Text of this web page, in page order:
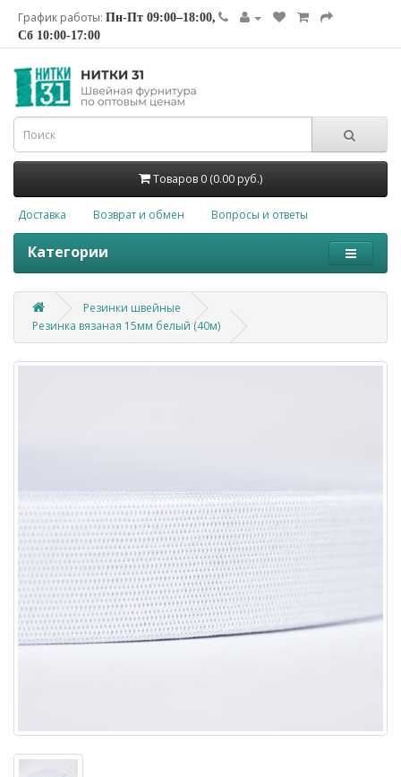
График работы: Пн-Пт 09:00–18:00,
Сб 10:00-17:00
Товаров 0 (0.00 руб.)
Доставка Возврат и обмен Вопросы и ответы
Категории
Резинки швейные
Резинка вязаная 15мм белый (40м)